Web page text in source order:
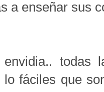
a enseñar sus
todas
lo fáciles que